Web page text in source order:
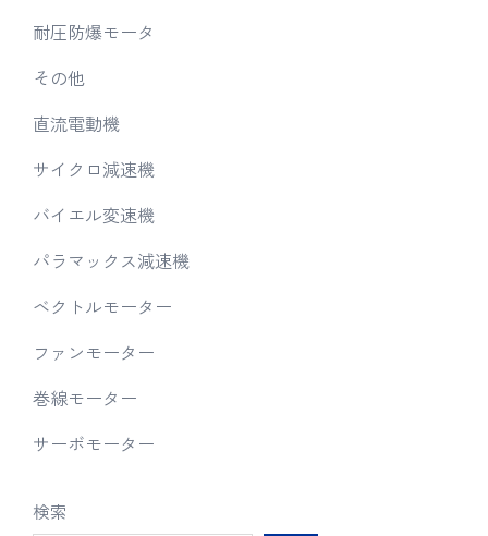
耐圧防爆モータ
その他
直流電動機
サイクロ減速機
バイエル変速機
パラマックス減速機
ベクトルモーター
ファンモーター
巻線モーター
サーボモーター
検索